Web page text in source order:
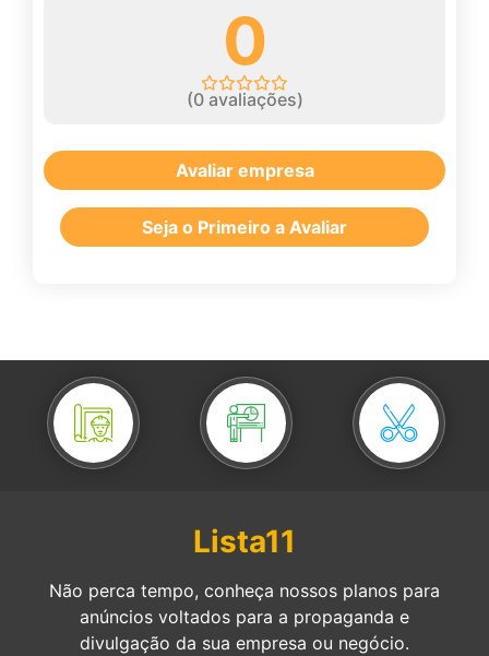
0
(0avaliações)
Avaliar empresa
Seja o Primeiro a Avaliar
Lista11
Não perca tempo, conheça nossos planos para
anúncios voltados para a propaganda e
divulgação da sua empresa ou negócio.